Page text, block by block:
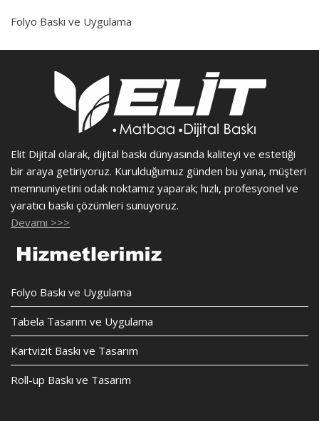
Folyo Baskı ve Uygulama
Elit Dijital olarak, dijital baskı dünyasında kaliteyi ve estetiği
bir araya getiriyoruz. Kurulduğumuz günden bu yana, müşteri
memnuniyetini odak noktamız yaparak; hızlı, profesyonel ve
yaratıcı baskı çözümleri sunuyoruz.
Devamı >>>
Folyo Baskı ve Uygulama
Tabela Tasarım ve Uygulama
Kartvizit Baskı ve Tasarım
Roll-up Baskı ve Tasarım